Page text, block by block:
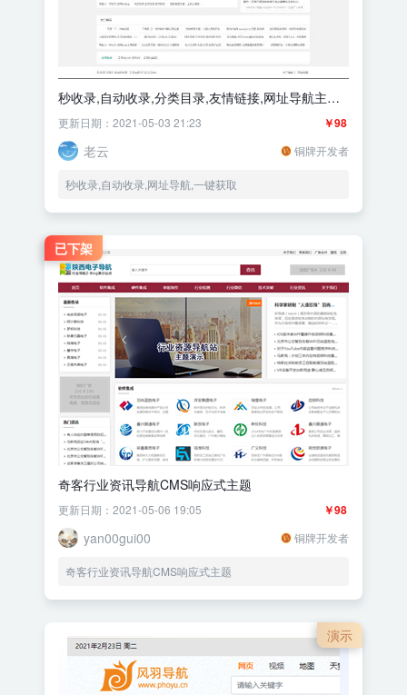
秒收录,自动收录,分类目录,友情链接,网址导航主题
优化版
￥98
更新日期：2021-05-03 21:23
老云 铜牌开发者
秒收录,自动收录,网址导航,一键获取
已下架
奇客行业资讯导航CMS响应式主题
￥98
更新日期：2021-05-06 19:05
yan00gui00 铜牌开发者
奇客行业资讯导航CMS响应式主题
演示